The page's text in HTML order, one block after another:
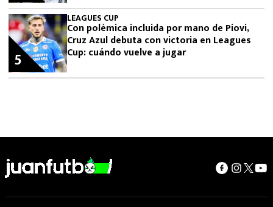
LEAGUES CUP
Con polémica incluida por mano de Piovi,
Cruz Azul debuta con victoria en Leagues
Cup: cuándo vuelve a jugar
5